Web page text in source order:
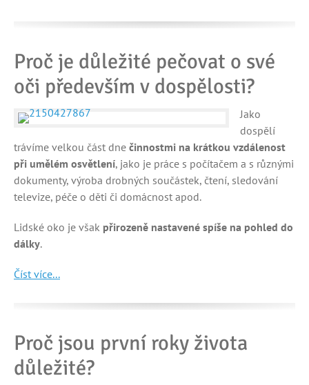
Proč je důležité pečovat o své
oči především v dospělosti?
Jako
dospělí
trávíme velkou část dne činnostmi na krátkou vzdálenost
při umělém osvětlení, jako je práce s počítačem a s různými
dokumenty, výroba drobných součástek, čtení, sledování
televize, péče o děti či domácnost apod.
Lidské oko je však přirozeně nastavené spíše na pohled do
dálky.
Číst více...
Proč jsou první roky života
důležité?